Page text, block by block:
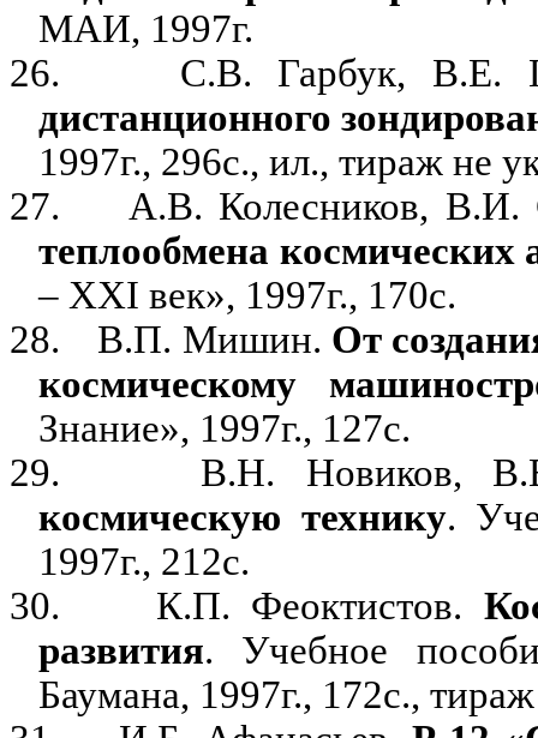
МАИ, 1997г.
26.
С.В. Гарбук, В.Е.
дистанционного
1997г., 296с., ил., тираж не
27.
А.В. Колесников,
теплообмена космических
– ХХI век», 1997г., 170с.
28.
В.П. Мишин. От
космическому
Знание», 1997г., 127с.
29.
В.Н. Новиков,
космическую технику.
1997г., 212с.
30.
К.П. Феоктистов.
развития. Учебное
Баумана, 1997г., 172с.,